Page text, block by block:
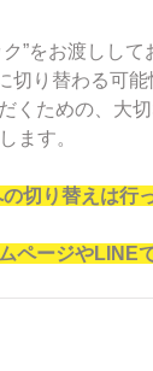
”をお渡しして
り替わる可能
くための、大切
ます。
切り替えは行
ページやLINE